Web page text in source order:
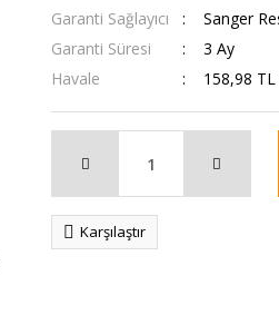
Garanti Sağlayıcı
Sanger
Garanti Süresi
3 Ay
Havale
158,98
Karşılaştır